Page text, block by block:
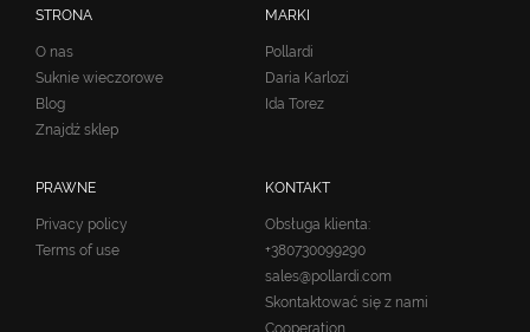
STRONA
O nas
Suknie wieczorowe
Blog
Znajdź sklep
MARKI
Pollardi
Daria Karlozi
Ida Torez
PRAWNE
Privacy policy
Terms of use
KONTAKT
Obsługa klienta:
+380730099290
sales@pollardi.com
Skontaktować się z nami
Cooperation